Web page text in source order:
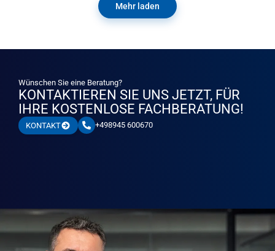
Mehr laden
Wünschen Sie eine Beratung?
KONTAKTIEREN SIE UNS JETZT, FÜR
IHRE KOSTENLOSE FACHBERATUNG!
KONTAKT +498945 600670